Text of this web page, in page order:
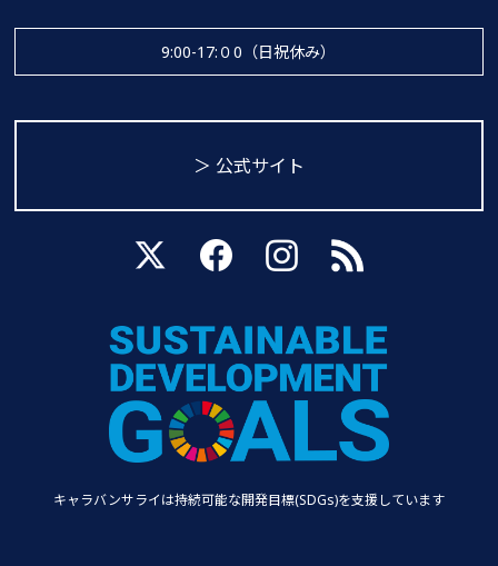
9:00-17:０0（日祝休み）
＞ 公式サイト
キャラバンサライは持続可能な開発目標(SDGs)を支援しています